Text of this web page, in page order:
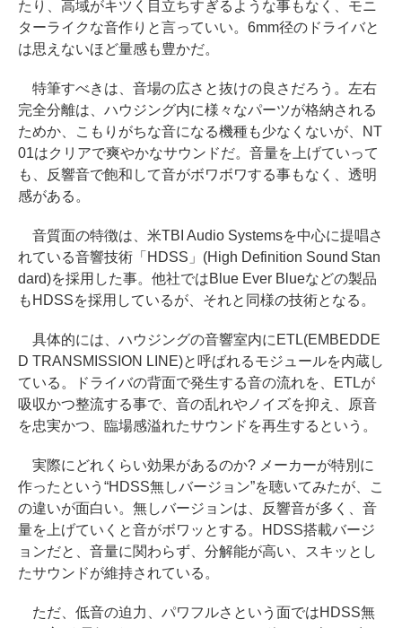
たり、高域がキツく目立ちすぎるような事もなく、モニ
ターライクな音作りと言っていい。6mm径のドライバと
は思えないほど量感も豊かだ。
特筆すべきは、音場の広さと抜けの良さだろう。左右
完全分離は、ハウジング内に様々なパーツが格納される
ためか、こもりがちな音になる機種も少なくないが、NT
01はクリアで爽やかなサウンドだ。音量を上げていって
も、反響音で飽和して音がボワボワする事もなく、透明
感がある。
音質面の特徴は、米TBI Audio Systemsを中心に提唱さ
れている音響技術「HDSS」(High Definition Sound Stan
dard)を採用した事。他社ではBlue Ever Blueなどの製品
もHDSSを採用しているが、それと同様の技術となる。
具体的には、ハウジングの音響室内にETL(EMBEDDE
D TRANSMISSION LINE)と呼ばれるモジュールを内蔵し
ている。ドライバの背面で発生する音の流れを、ETLが
吸収かつ整流する事で、音の乱れやノイズを抑え、原音
を忠実かつ、臨場感溢れたサウンドを再生するという。
実際にどれくらい効果があるのか? メーカーが特別に
作ったという“HDSS無しバージョン”を聴いてみたが、こ
の違いが面白い。無しバージョンは、反響音が多く、音
量を上げていくと音がボワッとする。HDSS搭載バージ
ョンだと、音量に関わらず、分解能が高い、スキッとし
たサウンドが維持されている。
ただ、低音の迫力、パワフルさという面ではHDSS無